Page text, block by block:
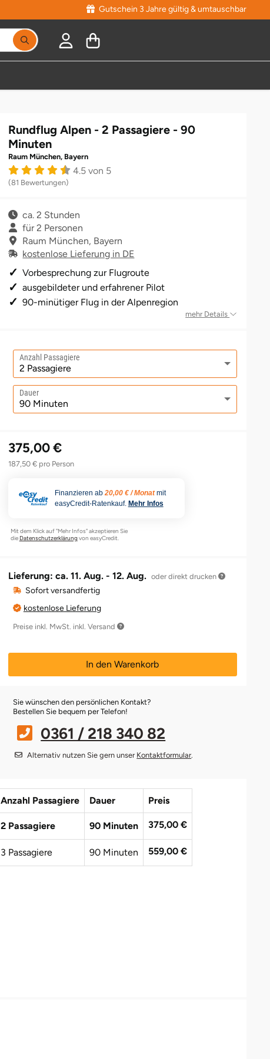
Gutschein 3 Jahre gültig & umtauschbar
Suchbegriff eingeben, Vorschläge erscheinen
Rundflug Alpen - 2 Passagiere - 90
Minuten
Raum München, Bayern
4.5 von 5
(81 Bewertungen)
ca. 2 Stunden
für 2 Personen
Raum München, Bayern
kostenlose Lieferung in DE
Vorbesprechung zur Flugroute
ausgebildeter und erfahrener Pilot
90-minütiger Flug in der Alpenregion
mehr Details
Anzahl Passagiere
Dauer
375,00 €
187,50 € pro Person
Finanzieren ab 20,00 € / Monat mit
easyCredit-Ratenkauf. Mehr Infos
Mit dem Klick auf "Mehr Infos" akzeptieren Sie
die Datenschutzerklärungvon easyCredit.
Lieferung: ca. 11. Aug. - 12. Aug. oder direkt drucken
Sofort versandfertig
kostenlose Lieferung
Preise inkl. MwSt. inkl. Versand
In den Warenkorb
Sie wünschen den persönlichen Kontakt?
Bestellen Sie bequem per Telefon!
0361 / 218 340 82
Alternativ nutzen Sie gern unser Kontaktformular.
Anzahl Passagiere Dauer Preis
2 Passagiere 90 Minuten 375,00 €
3 Passagiere 90 Minuten 559,00 €